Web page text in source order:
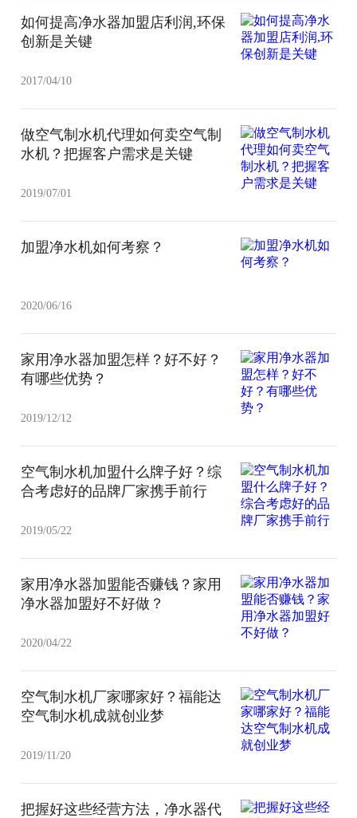
如何提高净水器加盟店利润,环保
创新是关键
2017/04/10
做空气制水机代理如何卖空气制
水机？把握客户需求是关键
2019/07/01
加盟净水机如何考察？
2020/06/16
家用净水器加盟怎样？好不好？
有哪些优势？
2019/12/12
空气制水机加盟什么牌子好？综
合考虑好的品牌厂家携手前行
2019/05/22
家用净水器加盟能否赚钱？家用
净水器加盟好不好做？
2020/04/22
空气制水机厂家哪家好？福能达
空气制水机成就创业梦
2019/11/20
把握好这些经营方法，净水器代